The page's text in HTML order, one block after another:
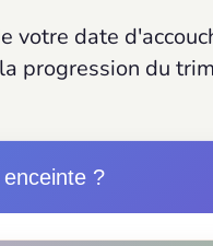
votre date
progression du
?